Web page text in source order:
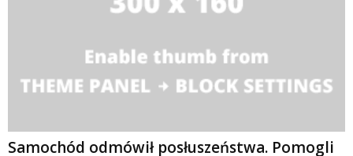
Samochód odmówił posłuszeństwa. Pomogli